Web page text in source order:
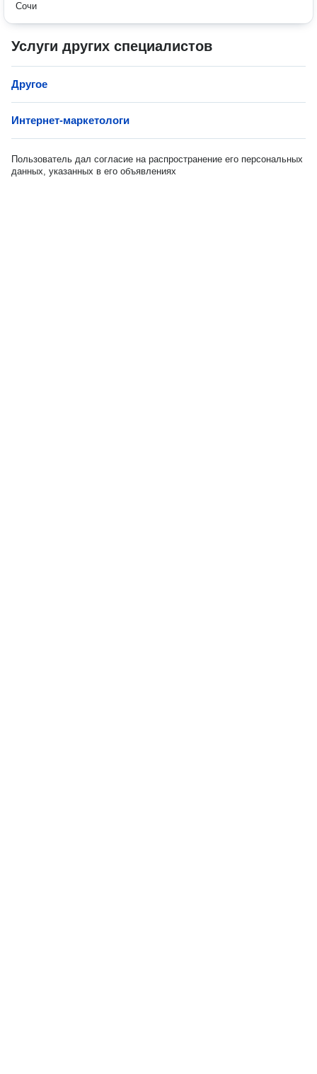
Сочи
Услуги других специалистов
Другое
Интернет-маркетологи
Пользователь дал согласие на распространение его персональных
данных, указанных в его объявлениях